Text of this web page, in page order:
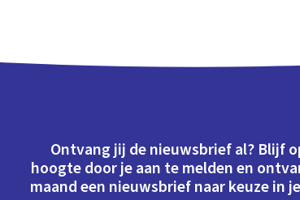
Ontvang jij de nieuwsbrief al? Blijf
hoogte door je aan te melden en
maand een nieuwsbrief naar keuze in